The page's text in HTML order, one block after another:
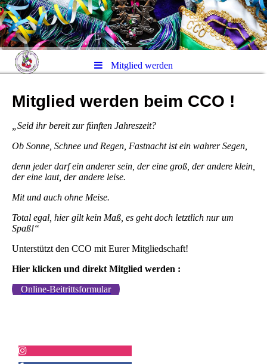
Mitglied werden
Mitglied werden beim CCO !
„Seid ihr bereit zur fünften Jahreszeit?
Ob Sonne, Schnee und Regen, Fastnacht ist ein wahrer Segen,
denn jeder darf ein anderer sein, der eine groß, der andere klein,
der eine laut, der andere leise.
Mit und auch ohne Meise.
Total egal, hier gilt kein Maß, es geht doch letztlich nur um
Spaß!“
Unterstützt den CCO mit Eurer Mitgliedschaft!
Hier klicken und direkt Mitglied werden :
Online-Beitrittsformular